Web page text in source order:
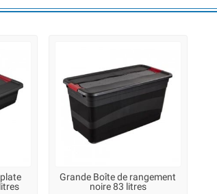
Grande Boîte de rangement
noire 83 litres